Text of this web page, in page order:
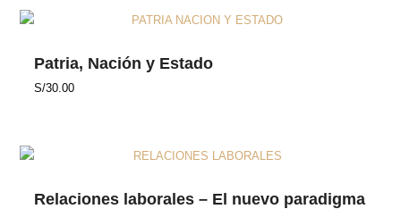
Patria, Nación y Estado
S/30.00
Relaciones laborales – El nuevo paradigma